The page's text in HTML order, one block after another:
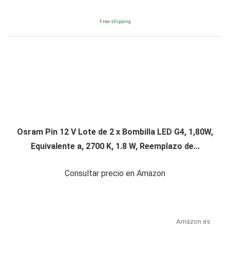
Free shipping
Osram Pin 12 V Lote de 2 x Bombilla LED G4, 1,80W,
Equivalente a, 2700 K, 1.8 W, Reemplazo de...
Consultar precio en Amazon
Amazon.es